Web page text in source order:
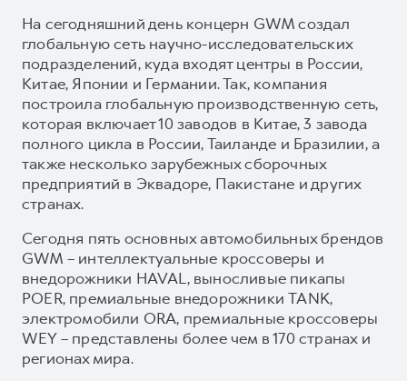
На сегодняшний день концерн GWM создал
глобальную сеть научно-исследовательских
подразделений, куда входят центры в России,
Китае, Японии и Германии. Так, компания
построила глобальную производственную сеть,
которая включает 10 заводов в Китае, 3 завода
полного цикла в России, Таиланде и Бразилии, а
также несколько зарубежных сборочных
предприятий в Эквадоре, Пакистане и других
странах.
Сегодня пять основных автомобильных брендов
GWM – интеллектуальные кроссоверы и
внедорожники HAVAL, выносливые пикапы
POER, премиальные внедорожники TANK,
электромобили ORA, премиальные кроссоверы
WEY – представлены более чем в 170 странах и
регионах мира.